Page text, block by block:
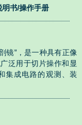
书/操作手册
镜”，是一种具有正像
泛用于切片操作和显
集成电路的观测、装